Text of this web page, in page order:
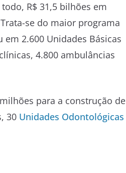
R$ 31,5 bilhões em
se do maior programa
2.600 Unidades Básicas
4.800 ambulâncias
para a construção de
30 Unidades Odontológicas